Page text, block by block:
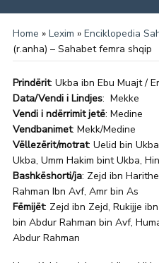
Home » Lexim » Enciklopedia
(r.anha) – Sahabet femra shqip
Prindërit: Ukba ibn Ebu Muajt /
Data/Vendi i Lindjes: Mekke
Vendi i ndërrimit jetë: Medine
Vendbanimet: Mekk/Medine
Vëllezërit/motrat: Uelid bin
Ukba, Umm Hakim bint Ukba,
Bashkëshorti/ja: Zejd ibn
Rahman Ibn Avf, Amr bin As
Fëmijët: Zejd ibn Zejd, Rukijje
bin Abdur Rahman bin Avf,
Abdur Rahman